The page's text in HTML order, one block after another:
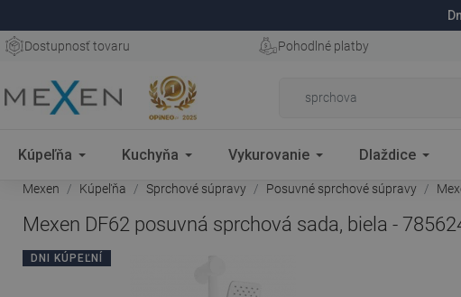
Dostupnosť tovaru Pohodlné platby
Kúpeľňa Kuchyňa Vykurovanie Dlaždice
Mexen Kúpeľňa Sprchové súpravy Posuvné sprchové súpravy
Mexen DF62 posuvná sprchová sada, biela -
DNI KÚPEĽNÍ